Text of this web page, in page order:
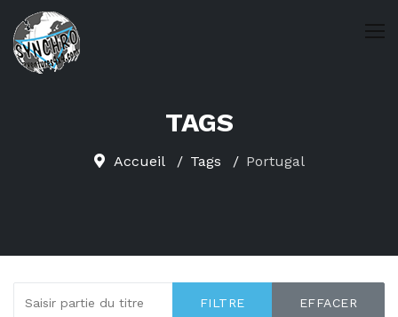
TAGS
Accueil Tags Portugal
Saisir partie du titre FILTRE EFFACER